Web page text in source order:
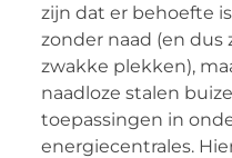
zijn dat er behoefte
zonder naad (en
zwakke plekken),
naadloze stalen
toepassingen in
energiecentrales.